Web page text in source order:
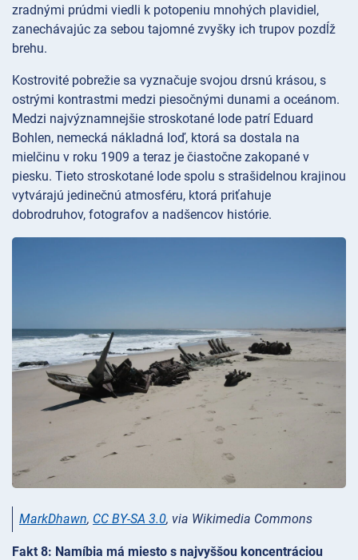
zradnými prúdmi viedli k potopeniu mnohých plavidiel,
zanechávajúc za sebou tajomné zvyšky ich trupov pozdĺž
brehu.
Kostrovité pobrežie sa vyznačuje svojou drsnú krásou, s
ostrými kontrastmi medzi piesočnými dunami a oceánom.
Medzi najvýznamnejšie stroskotané lode patrí Eduard
Bohlen, nemecká nákladná loď, ktorá sa dostala na
mielčinu v roku 1909 a teraz je čiastočne zakopané v
piesku. Tieto stroskotané lode spolu s strašidelnou krajinou
vytvárajú jedinečnú atmosféru, ktorá priťahuje
dobrodruhov, fotografov a nadšencov histórie.
MarkDhawn, CC BY-SA 3.0, via Wikimedia Commons
Fakt 8: Namíbia má miesto s najvyššou koncentráciou